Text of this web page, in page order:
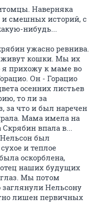
Наверняка
смешных историй, с
нибудь...
ужасно ревнива.
живут кошки. Мы их
прихожу к маме во
Он - Горацио
осенних листьев
то ли за
за что и был наречен
Мама имела на
Скрябин впала в...
Нельсон был
и теплое
оскорблена,
наших будущих
глаз. Мы потом
Нельсону
лишен первичных